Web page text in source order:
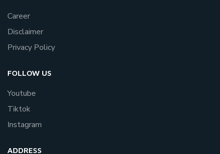
Career
Disclaimer
Privacy Policy
FOLLOW US
Youtube
Tiktok
Instagram
ADDRESS